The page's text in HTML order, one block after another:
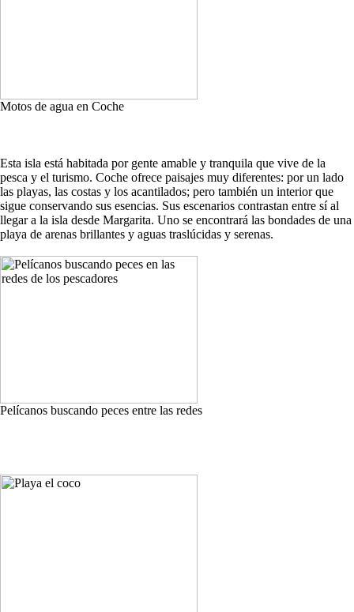
Motos de agua en Coche
Esta isla está habitada por gente amable y tranquila que vive de la
pesca y el turismo. Coche ofrece paisajes muy diferentes: por un lado
las playas, las costas y los acantilados; pero también un interior que
sigue conservando sus esencias. Sus escenarios contrastan entre sí al
llegar a la isla desde Margarita. Uno se encontrará las bondades de una
playa de arenas brillantes y aguas traslúcidas y serenas.
Pelícanos buscando peces entre las redes